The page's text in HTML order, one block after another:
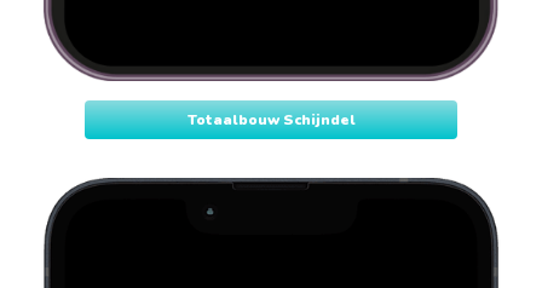
Totaalbouw Schijndel